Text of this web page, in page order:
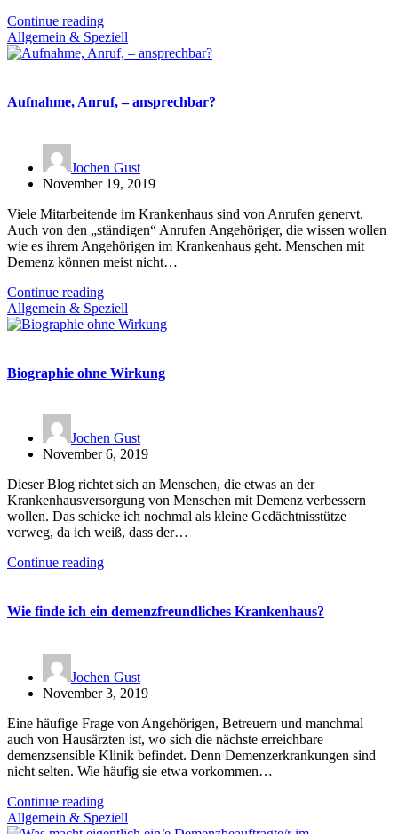
Continue reading
Allgemein & Speziell
Aufnahme, Anruf, – ansprechbar?
Jochen Gust
November 19, 2019
Viele Mitarbeitende im Krankenhaus sind von Anrufen genervt.
Auch von den „ständigen“ Anrufen Angehöriger, die wissen wollen
wie es ihrem Angehörigen im Krankenhaus geht. Menschen mit
Demenz können meist nicht…
Continue reading
Allgemein & Speziell
Biographie ohne Wirkung
Jochen Gust
November 6, 2019
Dieser Blog richtet sich an Menschen, die etwas an der
Krankenhausversorgung von Menschen mit Demenz verbessern
wollen. Das schicke ich nochmal als kleine Gedächtnisstütze
vorweg, da ich weiß, dass der…
Continue reading
Wie finde ich ein demenzfreundliches Krankenhaus?
Jochen Gust
November 3, 2019
Eine häufige Frage von Angehörigen, Betreuern und manchmal
auch von Hausärzten ist, wo sich die nächste erreichbare
demenzsensible Klinik befindet. Denn Demenzerkrankungen sind
nicht selten. Wie häufig sie etwa vorkommen…
Continue reading
Allgemein & Speziell